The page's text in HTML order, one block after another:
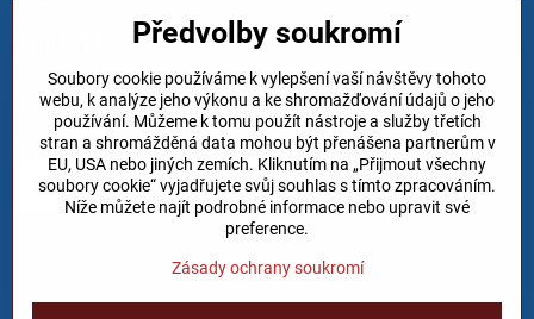
Zavoláme Vám zpět
Váš telefon*
Předvolby soukromí
Soubory cookie používáme k vylepšení vaší návštěvy tohoto
webu, k analýze jeho výkonu a ke shromažďování údajů o jeho
používání. Můžeme k tomu použít nástroje a služby třetích
stran a shromážděná data mohou být přenášena partnerům v
EU, USA nebo jiných zemích. Kliknutím na „Přijmout všechny
soubory cookie“ vyjadřujete svůj souhlas s tímto zpracováním.
Níže můžete najít podrobné informace nebo upravit své
preference.
Zásady ochrany soukromí